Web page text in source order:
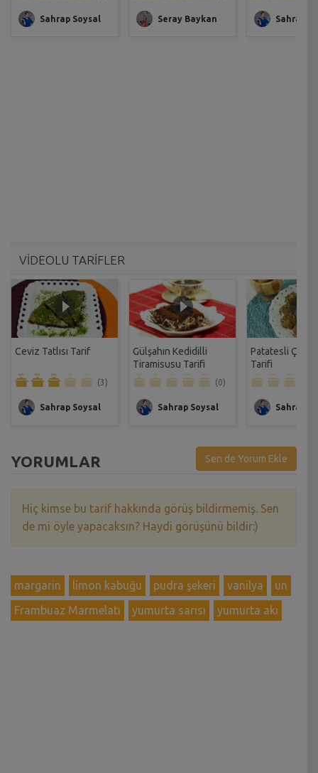
Sahrap Soysal Seray Baykan Sahrap
VİDEOLU TARİFLER
Ceviz Tatlısı Tarif
(3)
Sahrap Soysal
Gülşahın Kedidilli
Tiramisusu Tarifi
(0)
Sahrap Soysal
Patatesli Çıtır
Tarifi
Sahrap
YORUMLAR Sen de Yorum Ekle
Hiç kimse bu tarif hakkında görüş bildirmemiş. Sen
de mi öyle yapacaksın? Haydi görüşünü bildir:)
margarin limon kabuğu pudra şekeri vanilya
un
Frambuaz Marmelatı
yumurta sarısı yumurta akı